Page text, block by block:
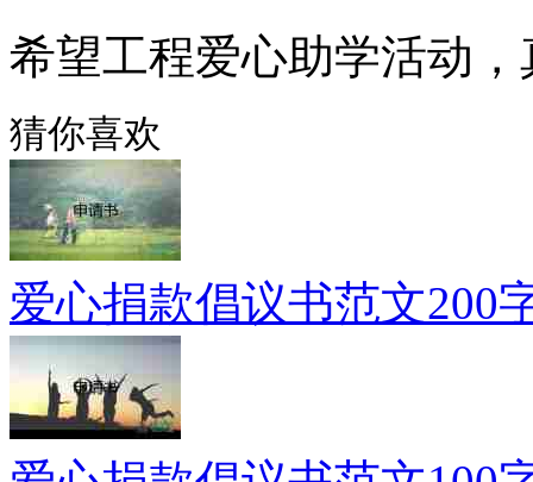
希望工程爱心助学活动
猜你喜欢
爱心捐款倡议书范文200